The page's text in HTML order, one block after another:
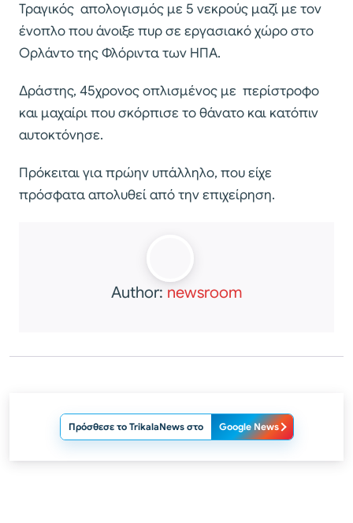
Τραγικός απολογισμός με 5 νεκρούς μαζί με τον
ένοπλο που άνοιξε πυρ σε εργασιακό χώρο στο
Ορλάντο της Φλόριντα των ΗΠΑ.
Δράστης, 45χρονος οπλισμένος με περίστροφο
και μαχαίρι που σκόρπισε το θάνατο και κατόπιν
αυτοκτόνησε.
Πρόκειται για πρώην υπάλληλο, που είχε
πρόσφατα απολυθεί από την επιχείρηση.
Author: newsroom
Πρόσθεσε το TrikalaNews στο Google News